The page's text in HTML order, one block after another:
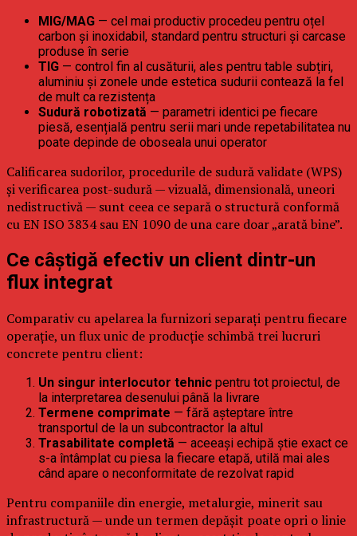
MIG/MAG — cel mai productiv procedeu pentru oțel
carbon și inoxidabil, standard pentru structuri și carcase
produse în serie
TIG — control fin al cusăturii, ales pentru table subțiri,
aluminiu și zonele unde estetica sudurii contează la fel
de mult ca rezistența
Sudură robotizată — parametri identici pe fiecare
piesă, esențială pentru serii mari unde repetabilitatea nu
poate depinde de oboseala unui operator
Calificarea sudorilor, procedurile de sudură validate (WPS)
și verificarea post-sudură — vizuală, dimensională, uneori
nedistructivă — sunt ceea ce separă o structură conformă
cu EN ISO 3834 sau EN 1090 de una care doar „arată bine”.
Ce câștigă efectiv un client dintr-un
flux integrat
Comparativ cu apelarea la furnizori separați pentru fiecare
operație, un flux unic de producție schimbă trei lucruri
concrete pentru client:
Un singur interlocutor tehnic pentru tot proiectul, de
la interpretarea desenului până la livrare
Termene comprimate — fără așteptare între
transportul de la un subcontractor la altul
Trasabilitate completă — aceeași echipă știe exact ce
s-a întâmplat cu piesa la fiecare etapă, utilă mai ales
când apare o neconformitate de rezolvat rapid
Pentru companiile din energie, metalurgie, minerit sau
infrastructură — unde un termen depășit poate opri o linie